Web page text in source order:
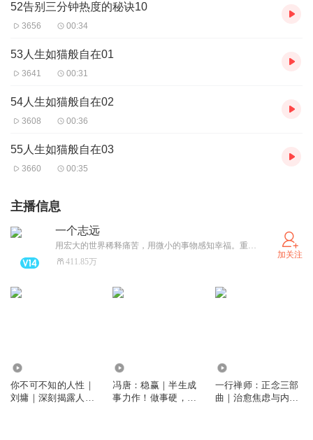
52告别三分钟热度的秘诀10
3656 00:34
53人生如猫般自在01
3641 00:31
54人生如猫般自在02
3608 00:36
55人生如猫般自在03
3660 00:35
主播信息
一个志远
用宏大的世界稀释痛苦，用微小的事物感知幸福。重磅新书刘墉《我不是教你诈》，《一行禅师:正念三部曲》，冯唐《稳赢》，欢迎订阅！每周一本书，和百万书友一起好好读书，好好生活。
411.85万
加关注
你不可不知的人性｜
刘墉｜深刻揭露人性
冯唐：稳赢｜半生成
事力作！做事硬，做
一行禅师：正念三部
曲｜治愈焦虑与内耗